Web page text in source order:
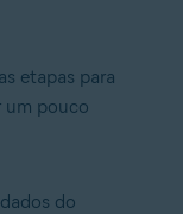
etapas para
um pouco
do